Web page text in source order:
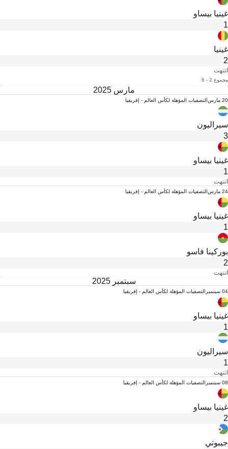
غينيا بيساو
1
غينيا
2
انتهت
مجموع 2 - 6
مارس 2025
20 مارس التصفيات المؤهلة لكأس العالم - إفريقيا
سيراليون
3
غينيا بيساو
1
انتهت
24 مارس التصفيات المؤهلة لكأس العالم - إفريقيا
غينيا بيساو
1
بوركينا فاسو
2
انتهت
سبتمبر 2025
04 سبتمبر التصفيات المؤهلة لكأس العالم - إفريقيا
غينيا بيساو
1
سيراليون
1
انتهت
08 سبتمبر التصفيات المؤهلة لكأس العالم - إفريقيا
غينيا بيساو
2
جيبوتي